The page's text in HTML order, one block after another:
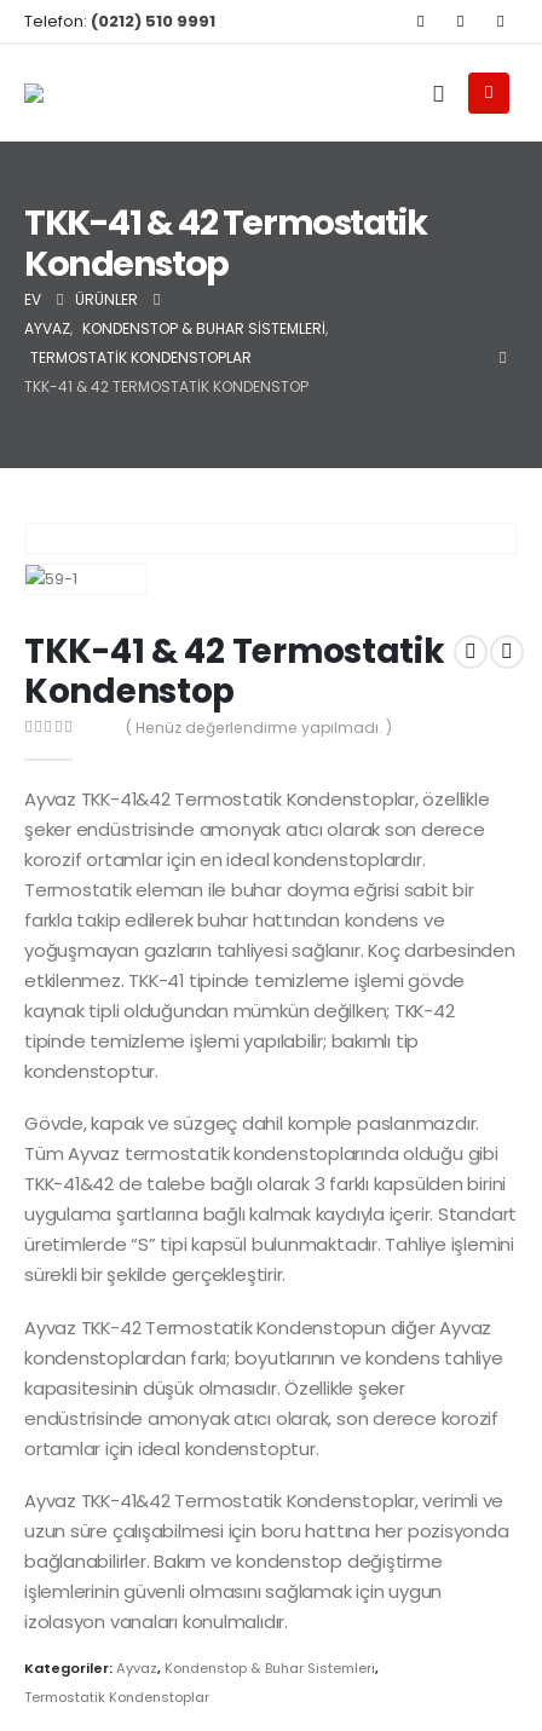
Telefon: (0212) 510 9991
TKK-41 & 42 Termostatik
Kondenstop
EV
ÜRÜNLER
AYVAZ, KONDENSTOP & BUHAR SISTEMLERI,
TERMOSTATIK KONDENSTOPLAR
TKK-41 & 42 TERMOSTATIK KONDENSTOP
TKK-41 & 42 Termostatik
Kondenstop
( Henüz değerlendirme yapılmadı. )
Ayvaz TKK-41&42 Termostatik Kondenstoplar, özellikle
şeker endüstrisinde amonyak atıcı olarak son derece
korozif ortamlar için en ideal kondenstoplardır.
Termostatik eleman ile buhar doyma eğrisi sabit bir
farkla takip edilerek buhar hattından kondens ve
yoğuşmayan gazların tahliyesi sağlanır. Koç darbesinden
etkilenmez. TKK-41 tipinde temizleme işlemi gövde
kaynak tipli olduğundan mümkün değilken; TKK-42
tipinde temizleme işlemi yapılabilir; bakımlı tip
kondenstoptur.
Gövde, kapak ve süzgeç dahil komple paslanmazdır.
Tüm Ayvaz termostatik kondenstoplarında olduğu gibi
TKK-41&42 de talebe bağlı olarak 3 farklı kapsülden birini
uygulama şartlarına bağlı kalmak kaydıyla içerir. Standart
üretimlerde “S” tipi kapsül bulunmaktadır. Tahliye işlemini
sürekli bir şekilde gerçekleştirir.
Ayvaz TKK-42 Termostatik Kondenstopun diğer Ayvaz
kondenstoplardan farkı; boyutlarının ve kondens tahliye
kapasitesinin düşük olmasıdır. Özellikle şeker
endüstrisinde amonyak atıcı olarak, son derece korozif
ortamlar için ideal kondenstoptur.
Ayvaz TKK-41&42 Termostatik Kondenstoplar, verimli ve
uzun süre çalışabilmesi için boru hattına her pozisyonda
bağlanabilirler. Bakım ve kondenstop değiştirme
işlemlerinin güvenli olmasını sağlamak için uygun
izolasyon vanaları konulmalıdır.
Kategoriler:Ayvaz, Kondenstop & Buhar Sistemleri,
Termostatik Kondenstoplar